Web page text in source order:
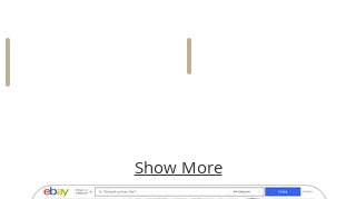
Restaurants
Locations
Show More